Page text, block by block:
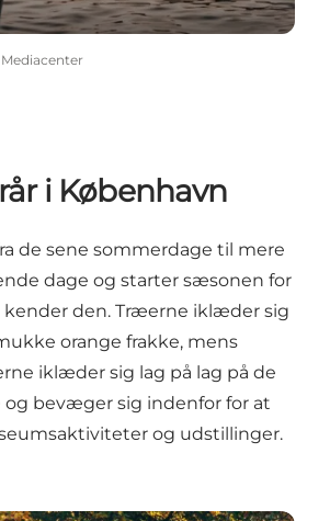
i København
de sene sommerdage til mere
dage og starter sæsonen for
kender den. Træerne iklæder sig
orange frakke, mens
iklæder sig lag på lag på de
og bevæger sig indenfor for at
og udstillinger.